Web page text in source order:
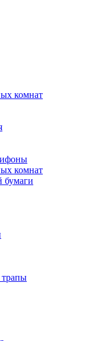
комнат
комнат
бумаги